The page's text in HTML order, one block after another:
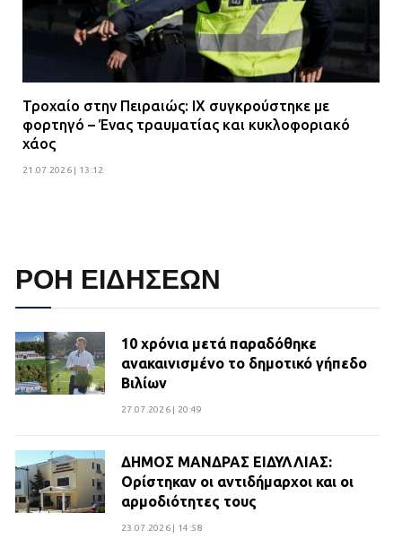
Τροχαίο στην Πειραιώς: ΙΧ συγκρούστηκε με
φορτηγό – Ένας τραυματίας και κυκλοφοριακό
χάος
21.07.2026 | 13:12
ΡΟΗ ΕΙΔΗΣΕΩΝ
10 χρόνια μετά παραδόθηκε
ανακαινισμένο το δημοτικό γήπεδο
Βιλίων
27.07.2026 | 20:49
ΔΗΜΟΣ ΜΑΝΔΡΑΣ ΕΙΔΥΛΛΙΑΣ:
Ορίστηκαν οι αντιδήμαρχοι και οι
αρμοδιότητες τους
23.07.2026 | 14:58